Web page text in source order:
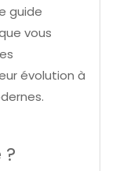
guide
vous
évolution à